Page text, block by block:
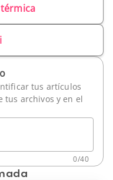
térmica
tus artículos
tus archivos y en el
0/40